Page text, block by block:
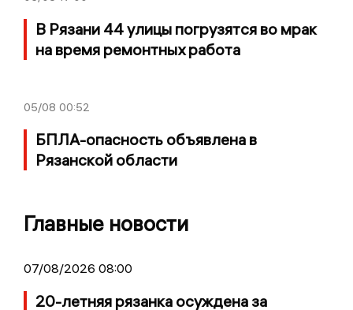
В Рязани 44 улицы погрузятся во мрак
на время ремонтных работа
05/08 00:52
БПЛА-опасность объявлена в
Рязанской области
Главные новости
07/08/2026 08:00
20-летняя рязанка осуждена за